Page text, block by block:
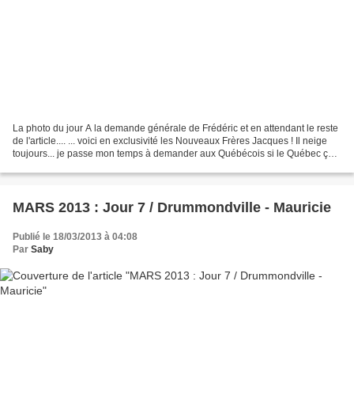
La photo du jour A la demande générale de Frédéric et en attendant le reste
de l'article.... ... voici en exclusivité les Nouveaux Frères Jacques ! Il neige
toujours... je passe mon temps à demander aux Québécois si le Québec ça
MARS 2013 : Jour 7 / Drummondville - Mauricie
Publié le 18/03/2013 à 04:08
Par Saby